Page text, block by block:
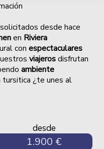
desde hace
en Riviera
conespectaculares
viajerosdisfrutan
ambiente
tursitica ¿te unes al
desde
1.900 €